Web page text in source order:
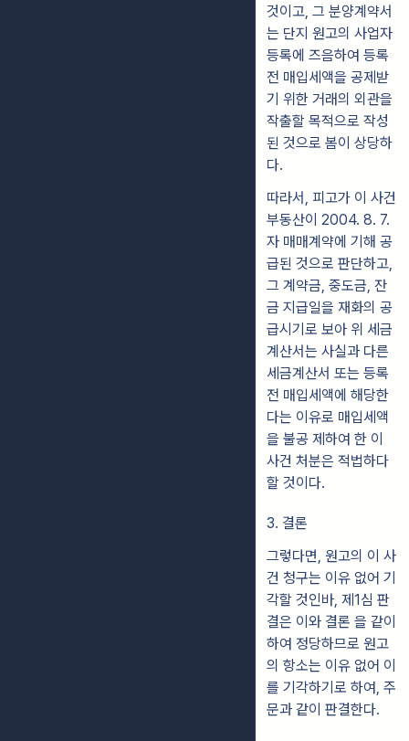
것이고, 그 분양계약서
는 단지 원고의 사업자
등록에 즈음하여 등록
전 매입세액을 공제받
기 위한 거래의 외관을
작출할 목적으로 작성
된 것으로 봄이 상당하
다.
따라서, 피고가 이 사건
부동산이 2004. 8. 7.
자 매매계약에 기해 공
급된 것으로 판단하고,
그 계약금, 중도금, 잔
금 지급일을 재화의 공
급시기로 보아 위 세금
계산서는 사실과 다른
세금계산서 또는 등록
전 매입세액에 해당한
다는 이유로 매입세액
을 불공 제하여 한 이
사건 처분은 적법하다
할 것이다.
3. 결론
그렇다면, 원고의 이 사
건 청구는 이유 없어 기
각할 것인바, 제1심 판
결은 이와 결론 을 같이
하여 정당하므로 원고
의 항소는 이유 없어 이
를 기각하기로 하여, 주
문과 같이 판결한다.